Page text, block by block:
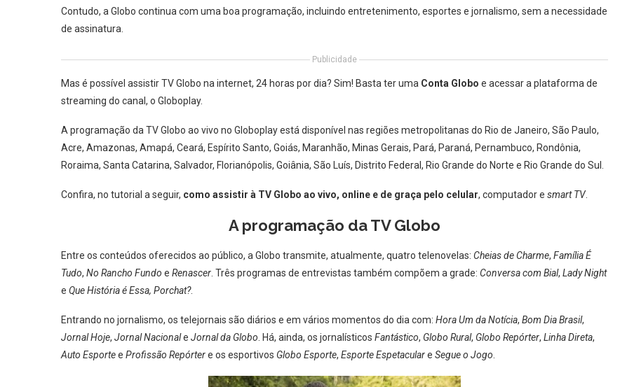
Contudo, a Globo continua com uma boa programação, incluindo entretenimento, esportes e jornalismo, sem a necessidade
de assinatura.
Publicidade
Mas é possível assistir TV Globo na internet, 24 horas por dia? Sim! Basta ter uma Conta Globo e acessar a plataforma de
streaming do canal, o Globoplay.
A programação da TV Globo ao vivo no Globoplay está disponível nas regiões metropolitanas do Rio de Janeiro, São Paulo,
Acre, Amazonas, Amapá, Ceará, Espírito Santo, Goiás, Maranhão, Minas Gerais, Pará, Paraná, Pernambuco, Rondônia,
Roraima, Santa Catarina, Salvador, Florianópolis, Goiânia, São Luís, Distrito Federal, Rio Grande do Norte e Rio Grande do Sul.
Confira, no tutorial a seguir, como assistir à TV Globo ao vivo, online e de graça pelo celular, computador e smart TV.
A programação da TV Globo
Entre os conteúdos oferecidos ao público, a Globo transmite, atualmente, quatro telenovelas: Cheias de Charme, Família É
Tudo, No Rancho Fundo e Renascer . Três programas de entrevistas também compõem a grade: Conversa com Bial, Lady Night
e Que História é Essa, Porchat?.
Entrando no jornalismo, os telejornais são diários e em vários momentos do dia com: Hora Um da Notícia, Bom Dia Brasil,
Jornal Hoje, Jornal Nacionale Jornal da Globo . Há, ainda, os jornalísticos Fantástico, Globo Rural, Globo Repórter, Linha Direta,
Auto Esportee Profissão Repórtere os esportivos Globo Esporte, Esporte Espetaculare Segue o Jogo